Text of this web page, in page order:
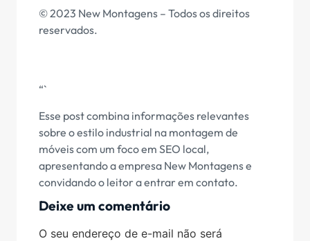
© 2023 New Montagens – Todos os direitos
reservados.
“`
Esse post combina informações relevantes
sobre o estilo industrial na montagem de
móveis com um foco em SEO local,
apresentando a empresa New Montagens e
convidando o leitor a entrar em contato.
Deixe um comentário
O seu endereço de e-mail não será